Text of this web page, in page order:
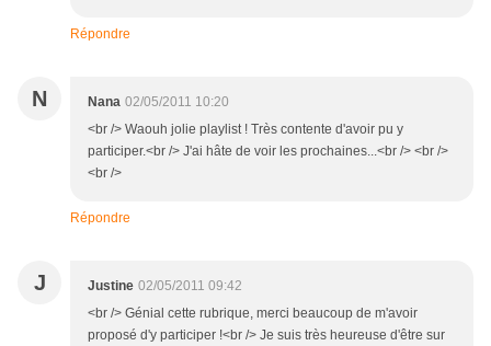
Répondre
N Nana 02/05/2011 10:20
<br /> Waouh jolie playlist ! Très contente d'avoir pu y
participer.<br /> J'ai hâte de voir les prochaines...<br /> <br />
<br />
Répondre
J Justine 02/05/2011 09:42
<br /> Génial cette rubrique, merci beaucoup de m'avoir
proposé d'y participer !<br /> Je suis très heureuse d'être sur